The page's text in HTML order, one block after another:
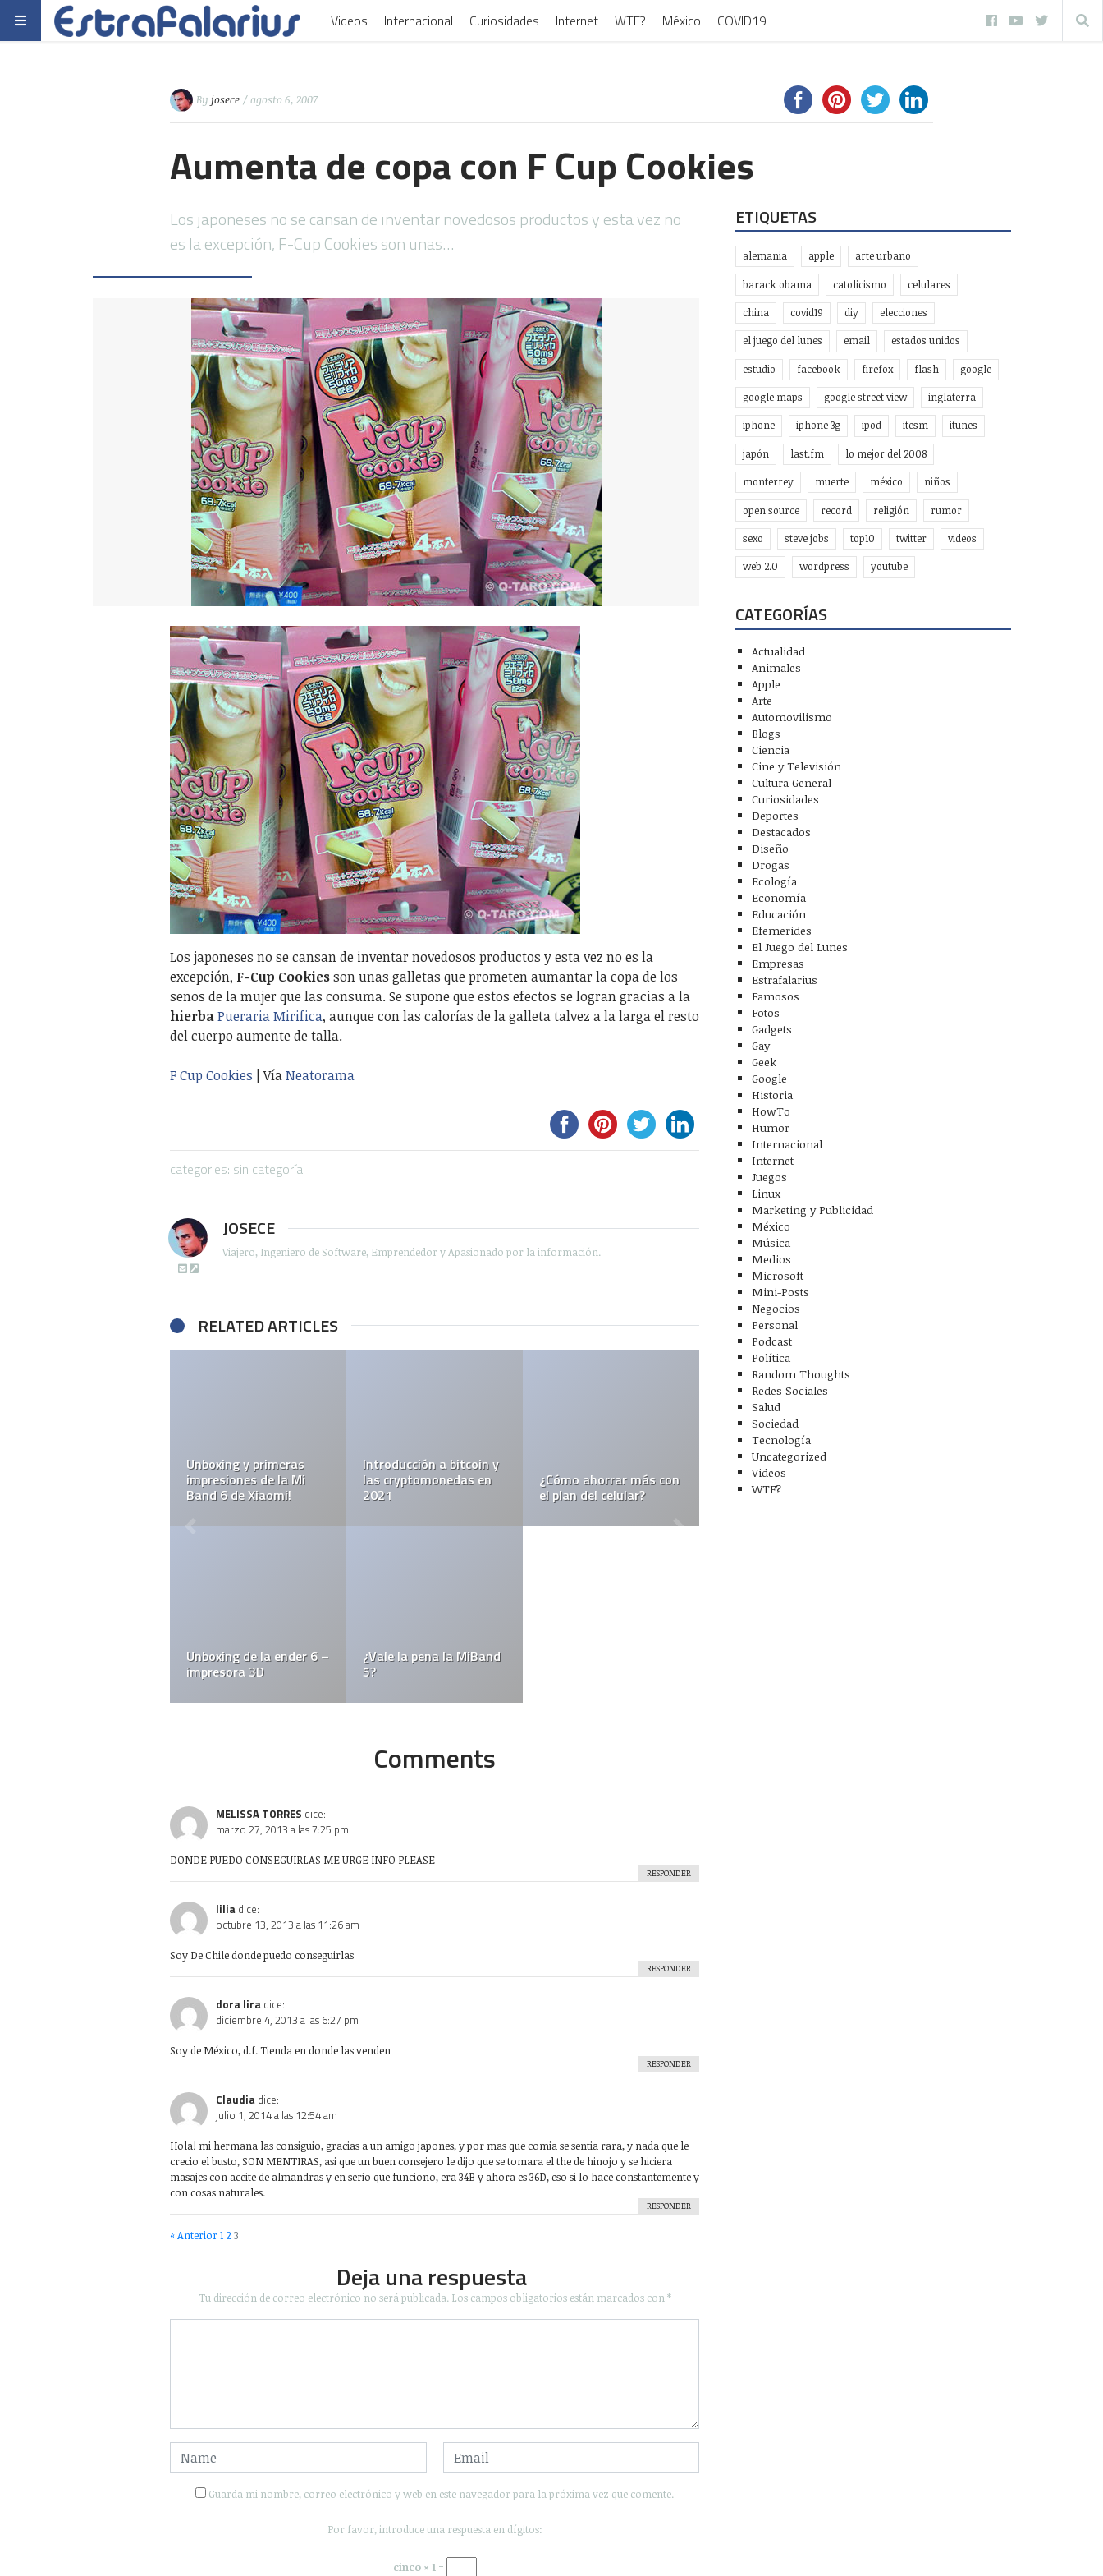
Videos Internacional Curiosidades Internet WTF? México COVID19
By josece / agosto 6, 2007
Aumenta de copa con F Cup Cookies
Los japoneses no se cansan de inventar novedosos productos y esta vez no
es la excepción, F-Cup Cookies son unas…
Los japoneses no se cansan de inventar novedosos productos y esta vez no es la
excepción, F-Cup Cookiesson unas galletas que prometen aumantar la copa de los
senos de la mujer que las consuma. Se supone que estos efectos se logran gracias a la
hierbaPueraria Mirifica, aunque con las calorías de la galleta talvez a la larga el resto
del cuerpo aumente de talla.
F Cup Cookies | VíaNeatorama
categories: sin categoría
JOSECE
Viajero, Ingeniero de Software, Emprendedor y Apasionado por la información.
RELATED ARTICLES
¿Cómo ahorrar más con
el plan del celular?
Comments
MELISSA TORRES dice:
marzo 27, 2013 a las 7:25 pm
DONDE PUEDO CONSEGUIRLAS ME URGE INFO PLEASE
RESPONDER
lilia dice:
octubre 13, 2013 a las 11:26 am
Soy De Chile donde puedo conseguirlas
RESPONDER
dora lira dice:
diciembre 4, 2013 a las 6:27 pm
Soy de México, d.f. Tienda en donde las venden
RESPONDER
Claudia dice:
julio 1, 2014 a las 12:54 am
Hola! mi hermana las consiguio, gracias a un amigo japones, y por mas que comia se sentia rara, y nada que le
crecio el busto, SON MENTIRAS, asi que un buen consejero le dijo que se tomara el the de hinojo y se hiciera
masajes con aceite de almandras y en serio que funciono, era 34B y ahora es 36D, eso si lo hace constantemente y
con cosas naturales.
RESPONDER
« Anterior1 2 3
Deja una respuesta
Tu dirección de correo electrónico no será publicada. Los campos obligatorios están marcados con*
Guarda mi nombre, correo electrónico y web en este navegador para la próxima vez que comente.
Por favor, introduce una respuesta en dígitos:
cinco × 1 =
ETIQUETAS
alemania apple arte urbano
barack obama catolicismo celulares
china covid19 diy elecciones
el juego del lunes email estados unidos
estudio facebook firefox flash google
google maps google street view inglaterra
iphone iphone 3g ipod itesm itunes
japón last.fm lo mejor del 2008
monterrey muerte méxico niños
open source record religión rumor
sexo steve jobs top10 twitter videos
web 2.0 wordpress youtube
CATEGORÍAS
Actualidad
Animales
Apple
Arte
Automovilismo
Blogs
Ciencia
Cine y Televisión
Cultura General
Curiosidades
Deportes
Destacados
Diseño
Drogas
Ecología
Economía
Educación
Efemerides
El Juego del Lunes
Empresas
Estrafalarius
Famosos
Fotos
Gadgets
Gay
Geek
Google
Historia
HowTo
Humor
Internacional
Internet
Juegos
Linux
Marketing y Publicidad
México
Música
Medios
Microsoft
Mini-Posts
Negocios
Personal
Podcast
Política
Random Thoughts
Redes Sociales
Salud
Sociedad
Tecnología
Uncategorized
Videos
WTF?